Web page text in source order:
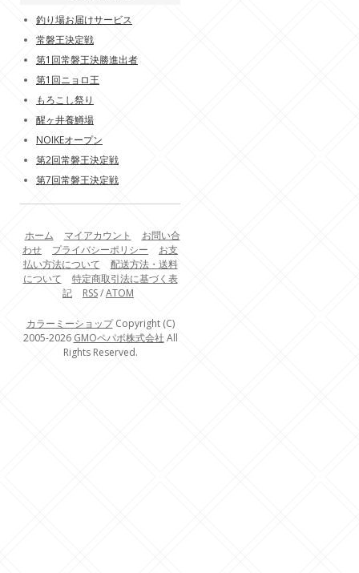
釣り場お届けサービス
常磐王決定戦
第1回常磐王決勝進出者
第1回ニョロ王
もろこし祭り
醒ヶ井養鱒場
NOIKEオープン
第2回常磐王決定戦
第7回常磐王決定戦
ホーム マイアカウント
お問い合
わせ
プライバシーポリシー
お支
払い方法について
配送方法・送料
について
特定商取引法に基づく表
記
RSS/ATOM
カラーミーショップCopyright (C)
2005-2026 GMOペパボ株式会社 All
Rights Reserved.